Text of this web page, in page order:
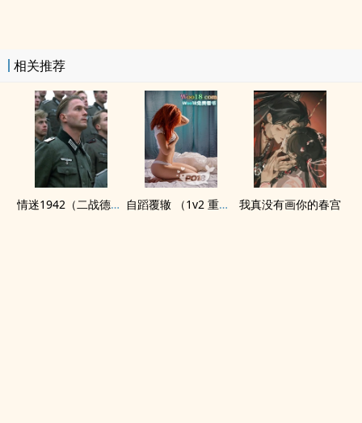
相关推荐
情迷1942（二战德国） 自蹈覆辙 （1v2 重生） 我真没有画你的春宫